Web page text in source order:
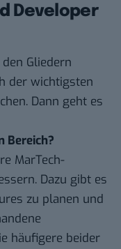
Developer
Gliedern
der wichtigsten
Dann geht es
Bereich?
MarTech-
Dazu gibt es
zu planen und
häufigere beider